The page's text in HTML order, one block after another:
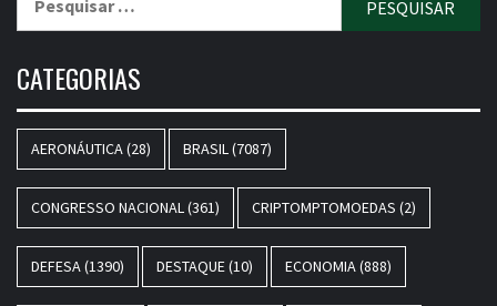
CATEGORIAS
AERONÁUTICA(28) BRASIL(7087)
CONGRESSO NACIONAL(361) CRIPTOMPTOMOEDAS (2)
DEFESA(1390) DESTAQUE(10) ECONOMIA(888)